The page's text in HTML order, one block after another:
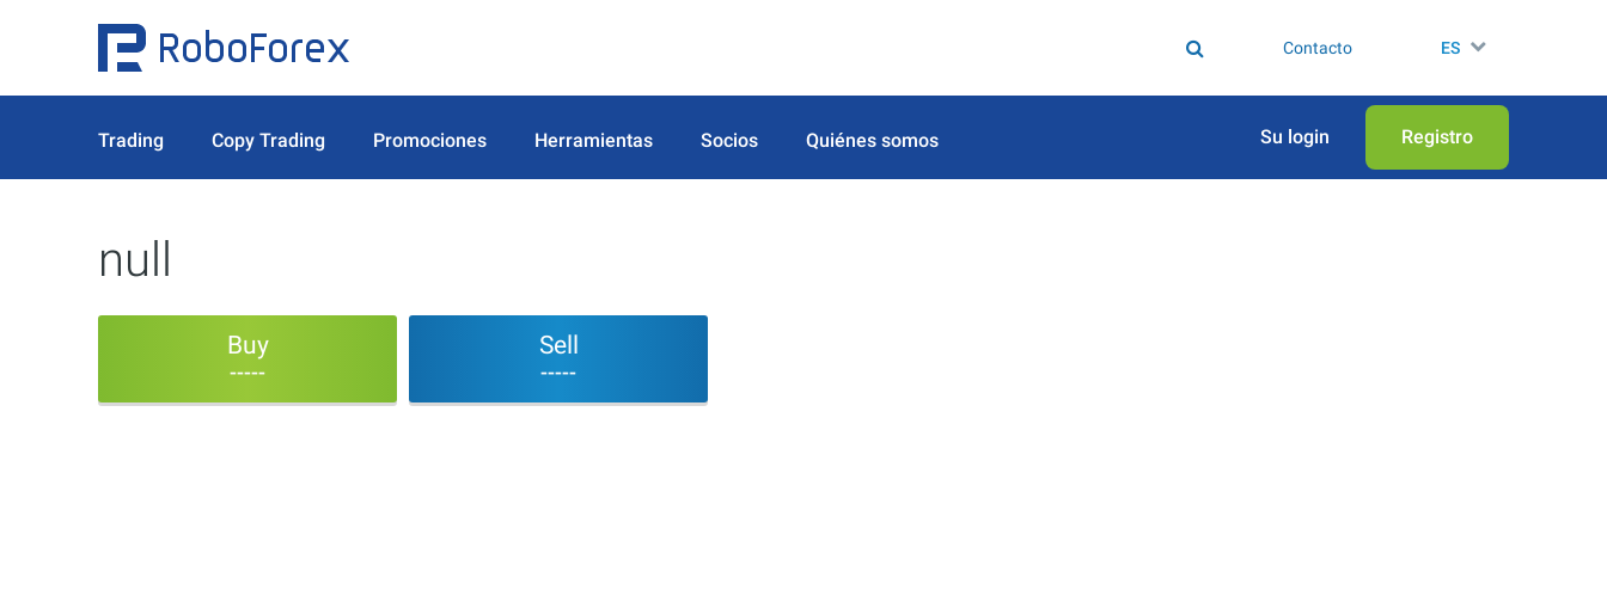
Contacto ES
Trading Copy Trading Promociones Herramientas Socios Quiénes somos Su login Registro
null
Buy
-----
Sell
-----